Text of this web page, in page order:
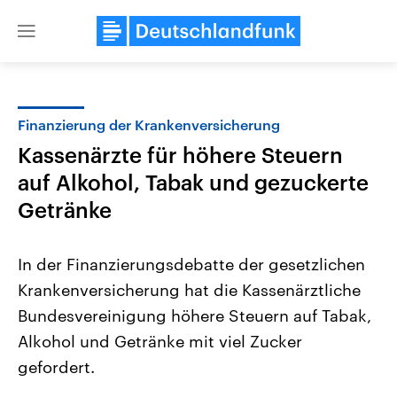
Close
Landtagswahl Sachsen-Anhalt
2026
Alle Informationen
Sachsen-Anhalt wählt am 6.
September 2026 einen neuen
Landtag. Seit 2021 wird das
USA
Aktuelle Beiträge,
Hintergründe
Wirtschaftlich und
Finanzierung der Krankenversicherung
Kassenärzte für höhere Steuern
auf Alkohol, Tabak und gezuckerte
Getränke
In der Finanzierungsdebatte der gesetzlichen
Krankenversicherung hat die Kassenärztliche
Bundesvereinigung höhere Steuern auf Tabak,
Alkohol und Getränke mit viel Zucker
gefordert.